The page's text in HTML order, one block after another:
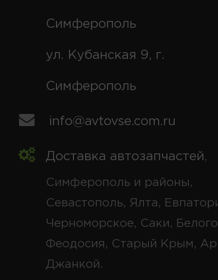
Симферополь
ул. Кубанская 9, г.
Симферополь
info@avtovse.com.ru
Доставка автозапчастей,
Симферополь и районы,
Севастополь, Ялта,
Черноморское, Саки,
Феодосия, Старый Крым,
Джанкой.